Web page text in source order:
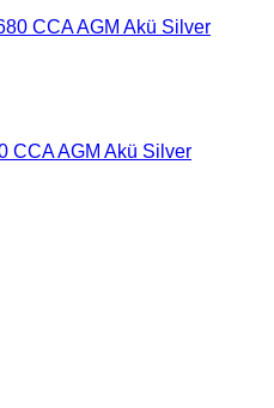
CCA AGM Akü Silver